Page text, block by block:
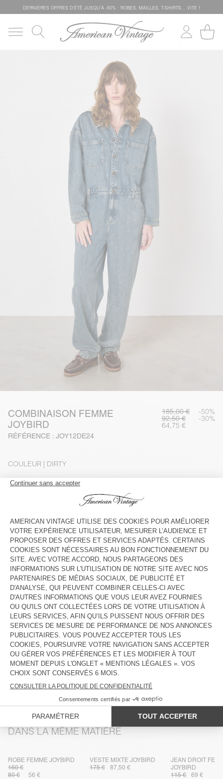
DERNIÈRES OFFRES D'ÉTÊ JUSQU'À -50% : ROBES, MAILLES, T-SHIRTS... VITE !
COMBINAISON FEMME
JOYBIRD
RÉFÉRENCE : JOY12DE24
185,00 € -50%
92,50 € -30%
64,75 €
COULEUR | DIRTY
XXS XS/S M L
Le mannequin mesure 173 cm et porte une taille XS-S
GUIDE DES TAILLES
Livraison estiméeentre le mardi 11 août et le jeudi 13 août
AJOUTER AU PANIER
DESCRIPTION
TAILLE ET COUPE
COMPOSITION
ENTRETIEN
TRAÇABILITÉ
LIVRAISON ET RETOURS
DANS LA MÊME MATIÈRE
ROBE FEMME JOYBIRD
160 €
80 €
56 €
VESTE MIXTE JOYBIRD
175 €
87,50 €
JEAN DROIT
JOYBIRD
115 €
69 €